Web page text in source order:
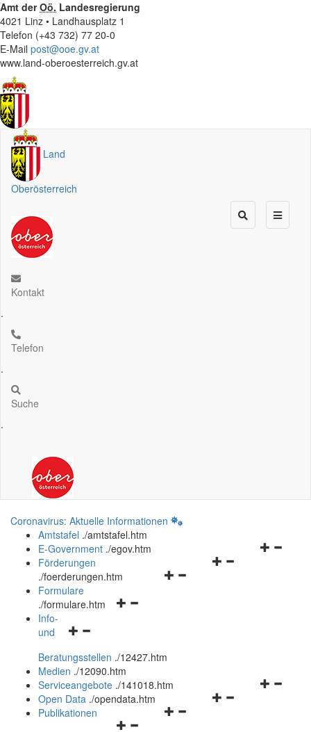
Amt derOö. Landesregierung
4021 Linz • Landhausplatz 1
Telefon (+43 732) 77 20-0
E-Mail post@ooe.gv.at
www.land-oberoesterreich.gv.at
Land
Oberösterreich
Kontakt
.
Telefon
.
Suche
.
Coronavirus: Aktuelle Informationen
Amtstafel ./amtstafel.htm
Navigationsmenü
E-Government ./egov.htm
Navigationsmenü
Förderungen
./foerderungen.htm
Navigationsmenü
Formulare
./formulare.htm
Navigationsmenü
und
schließen
Info-
und
Beratungsstellen ./12427.htm
Medien ./12090.htm
Navigationsmenü
Serviceangebote ./141018.htm
Navigationsmenü
Open Data ./opendata.htm
Navigationsmenü
Publikationen